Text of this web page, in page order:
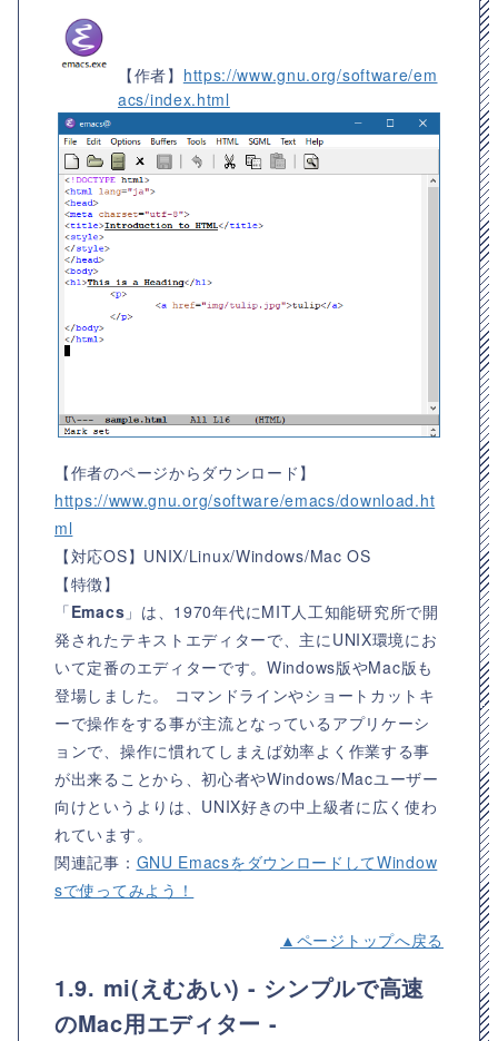
【作者】 https://www.gnu.org/software/em
acs/index.html
【作者のページからダウンロード】
https://www.gnu.org/software/emacs/download.ht
ml
【対応OS】 UNIX/Linux/Windows/Mac OS
【特徴】
「Emacs 」は、1970年代にMIT人工知能研究所で開
発されたテキストエディターで、主にUNIX環境にお
いて定番のエディターです。Windows版やMac版も
登場しました。 コマンドラインやショートカットキ
ーで操作をする事が主流となっているアプリケーシ
ョンで、操作に慣れてしまえば効率よく作業する事
が出来ることから、初心者やWindows/Macユーザー
向けというよりは、UNIX好きの中上級者に広く使わ
れています。
関連記事： GNU EmacsをダウンロードしてWindow
sで使ってみよう！
▲ページトップへ戻る
1.9. mi(えむあい) - シンプルで高速
のMac用エディター -